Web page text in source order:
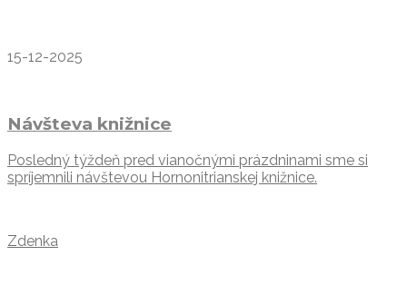
15-12-2025
Návšteva knižnice
Posledný týždeň pred vianočnými prázdninami sme si
spríjemnili návštevou Hornonitrianskej knižnice.
Zdenka